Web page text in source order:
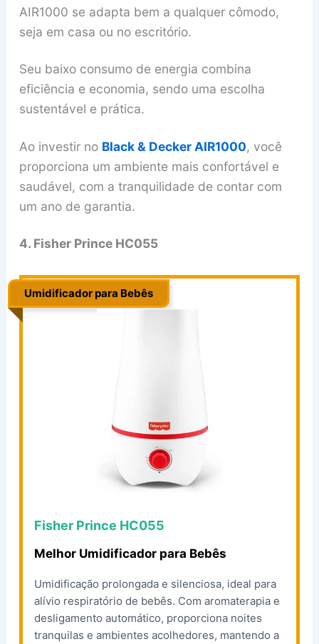
AIR1000 se adapta bem a qualquer cômodo,
seja em casa ou no escritório.
Seu baixo consumo de energia combina
eficiência e economia, sendo uma escolha
sustentável e prática.
Ao investir no Black & Decker AIR1000, você
proporciona um ambiente mais confortável e
saudável, com a tranquilidade de contar com
um ano de garantia.
4. Fisher Prince HC055
Umidificador para Bebês
..
Fisher Prince HC055
Melhor Umidificador para Bebês
Umidificação prolongada e silenciosa, ideal para
alívio respiratório de bebês. Com aromaterapia e
desligamento automático, proporciona noites
tranquilas e ambientes acolhedores, mantendo a